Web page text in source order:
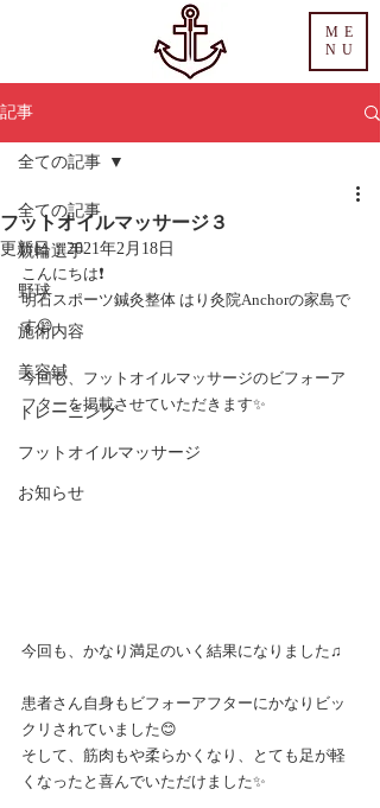
ME
NU
記事
全ての記事
競輪選手
野球
施術内容
美容鍼
トレーニング
フットオイルマッサージ
お知らせ
全ての記事
フットオイルマッサージ３
更新日：2021年2月18日
こんにちは❗️
明石スポーツ鍼灸整体 はり灸院Anchorの家島で
す😊
今回も、フットオイルマッサージのビフォーア
フターを掲載させていただきます✨
今回も、かなり満足のいく結果になりました♫
患者さん自身もビフォーアフターにかなりビッ
クリされていました😊
そして、筋肉もや柔らかくなり、とても足が軽
くなったと喜んでいただけました✨